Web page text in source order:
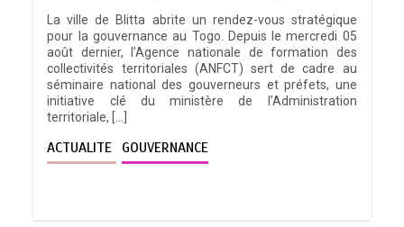
La ville de Blitta abrite un rendez-vous stratégique
pour la gouvernance au Togo. Depuis le mercredi 05
août dernier, l’Agence nationale de formation des
collectivités territoriales (ANFCT) sert de cadre au
séminaire national des gouverneurs et préfets, une
initiative clé du ministère de l’Administration
territoriale, […]
ACTUALITE GOUVERNANCE